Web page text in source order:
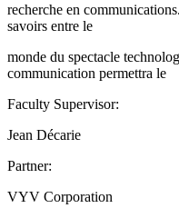
recherche en
savoirs entre le
monde du spectacle
communication permettra le
Faculty Supervisor:
Jean Décarie
Partner:
VYV Corporation